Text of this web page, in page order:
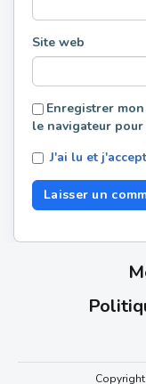
Site web
Enregistrer
le navigateur
J'ai lu et